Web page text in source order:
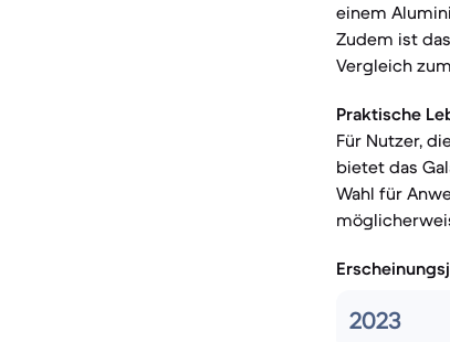
einem
Zudem ist
Vergleich
Praktische
Für Nutzer,
bietet das
Wahl für
2023